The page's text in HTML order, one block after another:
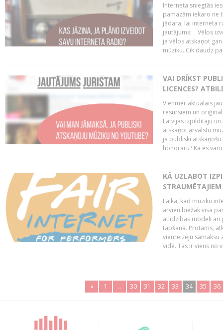
Interneta sniegtās
pamazām iekaro ne
jādara, lai interneta
jautājums: Vēlos
ja vēlos atskaņot
mūziku. Cik daudz
VAI DRĪKST
LICENCES?
Vienmēr aktuālais
resursiem un
Latvijas izpildītāju
atskaņot ārvalstu
ja publiski
honorāru? Kā es
KĀ UZLABOT
Laikā, kad mūziku
arvien biežāk visā
atlīdzības modeli arī
tapšanā. Protams,
vienreizēju
vidē. Tas ir viens no
« 1 .. 30 31 32 33 34 35 36